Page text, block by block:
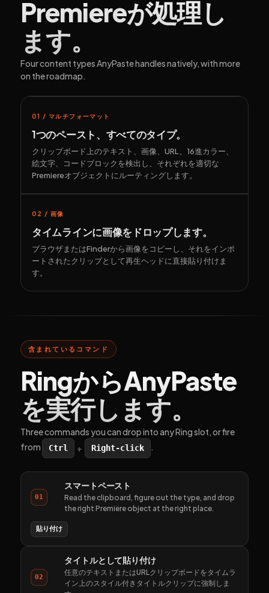
Premiereが処理し
ます。
Four content types AnyPaste handles natively, with more
on the roadmap.
01 / マルチフォーマット
1つのペースト、すべてのタイプ。
クリップボード上のテキスト、画像、URL、16進カラー、
絵文字、コードブロックを検出し、それぞれを適切な
Premiereオブジェクトにルーティングします。
02 / 画像
タイムラインに画像をドロップします。
ブラウザまたはFinderから画像をコピーし、それをインポ
ートされたクリップとして再生ヘッドに直接貼り付けま
す。
含まれているコマンド
RingからAnyPaste
を実行します。
Three commands you can drop into any Ring slot, or fire
from
Ctrl + Right-click .
01
スマートペースト
Read the clipboard, figure out the type, and drop
the right Premiere object at the right place.
貼り付け
02
タイトルとして貼り付け
任意のテキストまたはURLクリップボードをタイムラ
イン上のスタイル付きタイトルクリップに強制しま